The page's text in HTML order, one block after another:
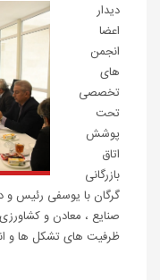
دیدار
اعضا
انجمن
های
تخصصی
تحت
پوشش
اتاق
بازرگانی
گرگان با یوسفی رئیس و
صنایع ، معادن و
ظرفیت های تشکل ها و